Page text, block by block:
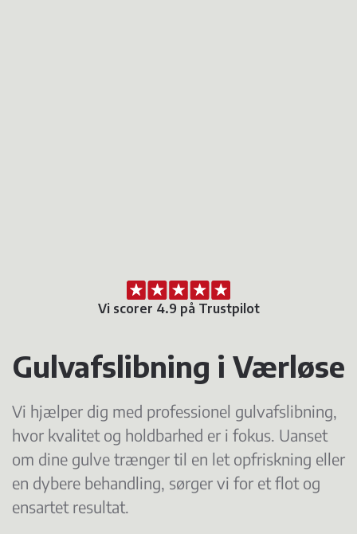
Vi scorer 4.9 på Trustpilot
Gulvafslibning i Værløse
Vi hjælper dig med professionel gulvafslibning,
hvor kvalitet og holdbarhed er i fokus. Uanset
om dine gulve trænger til en let opfriskning eller
en dybere behandling, sørger vi for et flot og
ensartet resultat.